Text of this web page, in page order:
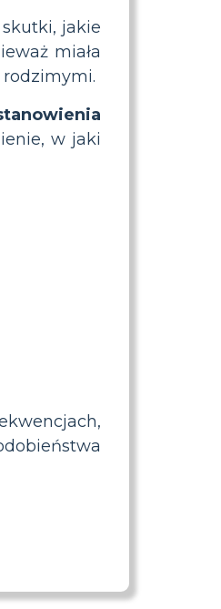
jakie
miała
rodzimymi.
w jaki